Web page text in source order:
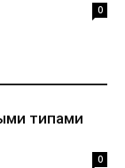
0
типами
0